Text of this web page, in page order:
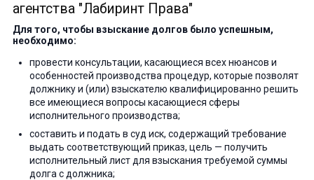
агентства "Лабиринт Права"
Для того, чтобы взыскание долгов было успешным,
необходимо:
провести консультации, касающиеся всех нюансов и
особенностей производства процедур, которые позволят
должнику и (или) взыскателю квалифицированно решить
все имеющиеся вопросы касающиеся сферы
исполнительного производства;
составить и подать в суд иск, содержащий требование
выдать соответствующий приказ, цель — получить
исполнительный лист для взыскания требуемой суммы
долга с должника;